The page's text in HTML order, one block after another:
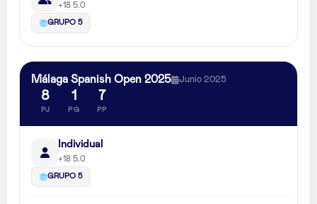
+18 5.0
GRUPO 5
Málaga Spanish Open 2025 Junio 2025
8
PJ
1
PG
7
PP
Individual
+18 5.0
GRUPO 5